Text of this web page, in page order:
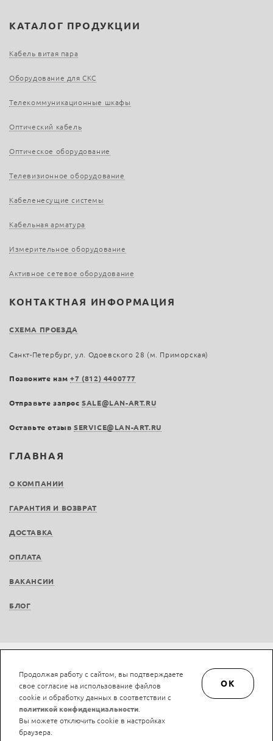
ГЛАВНАЯ
О КОМПАНИИ
ГАРАНТИЯ И ВОЗВРАТ
ДОСТАВКА
ОПЛАТА
ВАКАНСИИ
БЛОГ
КАТАЛОГ ПРОДУКЦИИ
Кабель витая пара
Оборудование для СКС
Телекоммуникационные шкафы
Оптический кабель
Оптическое оборудование
Телевизионное оборудование
Кабеленесущие системы
Кабельная арматура
Измерительное оборудование
Активное сетевое оборудование
КОНТАКТНАЯ ИНФОРМАЦИЯ
СХЕМА ПРОЕЗДА
Санкт-Петербург, ул. Одоевского 28 (м. Приморская)
Позвоните нам+7 (812) 4400777
Отправьте запросSALE@LAN-ART.RU
Оставьте отзыв SERVICE@LAN-ART.RU
Не является публичной офертой © LAN-art.ru, 2013—2026. Все права защищены.
Политика конфиденциальности.
Положение об обработке и защите персональных
данных.
Продолжая работу с сайтом, вы подтверждаете
свое согласие на использование файлов
cookie и обработку данных в соответствии с
политикой конфиденциальности
Вы можете отключить cookie в настройках
браузера.
OK